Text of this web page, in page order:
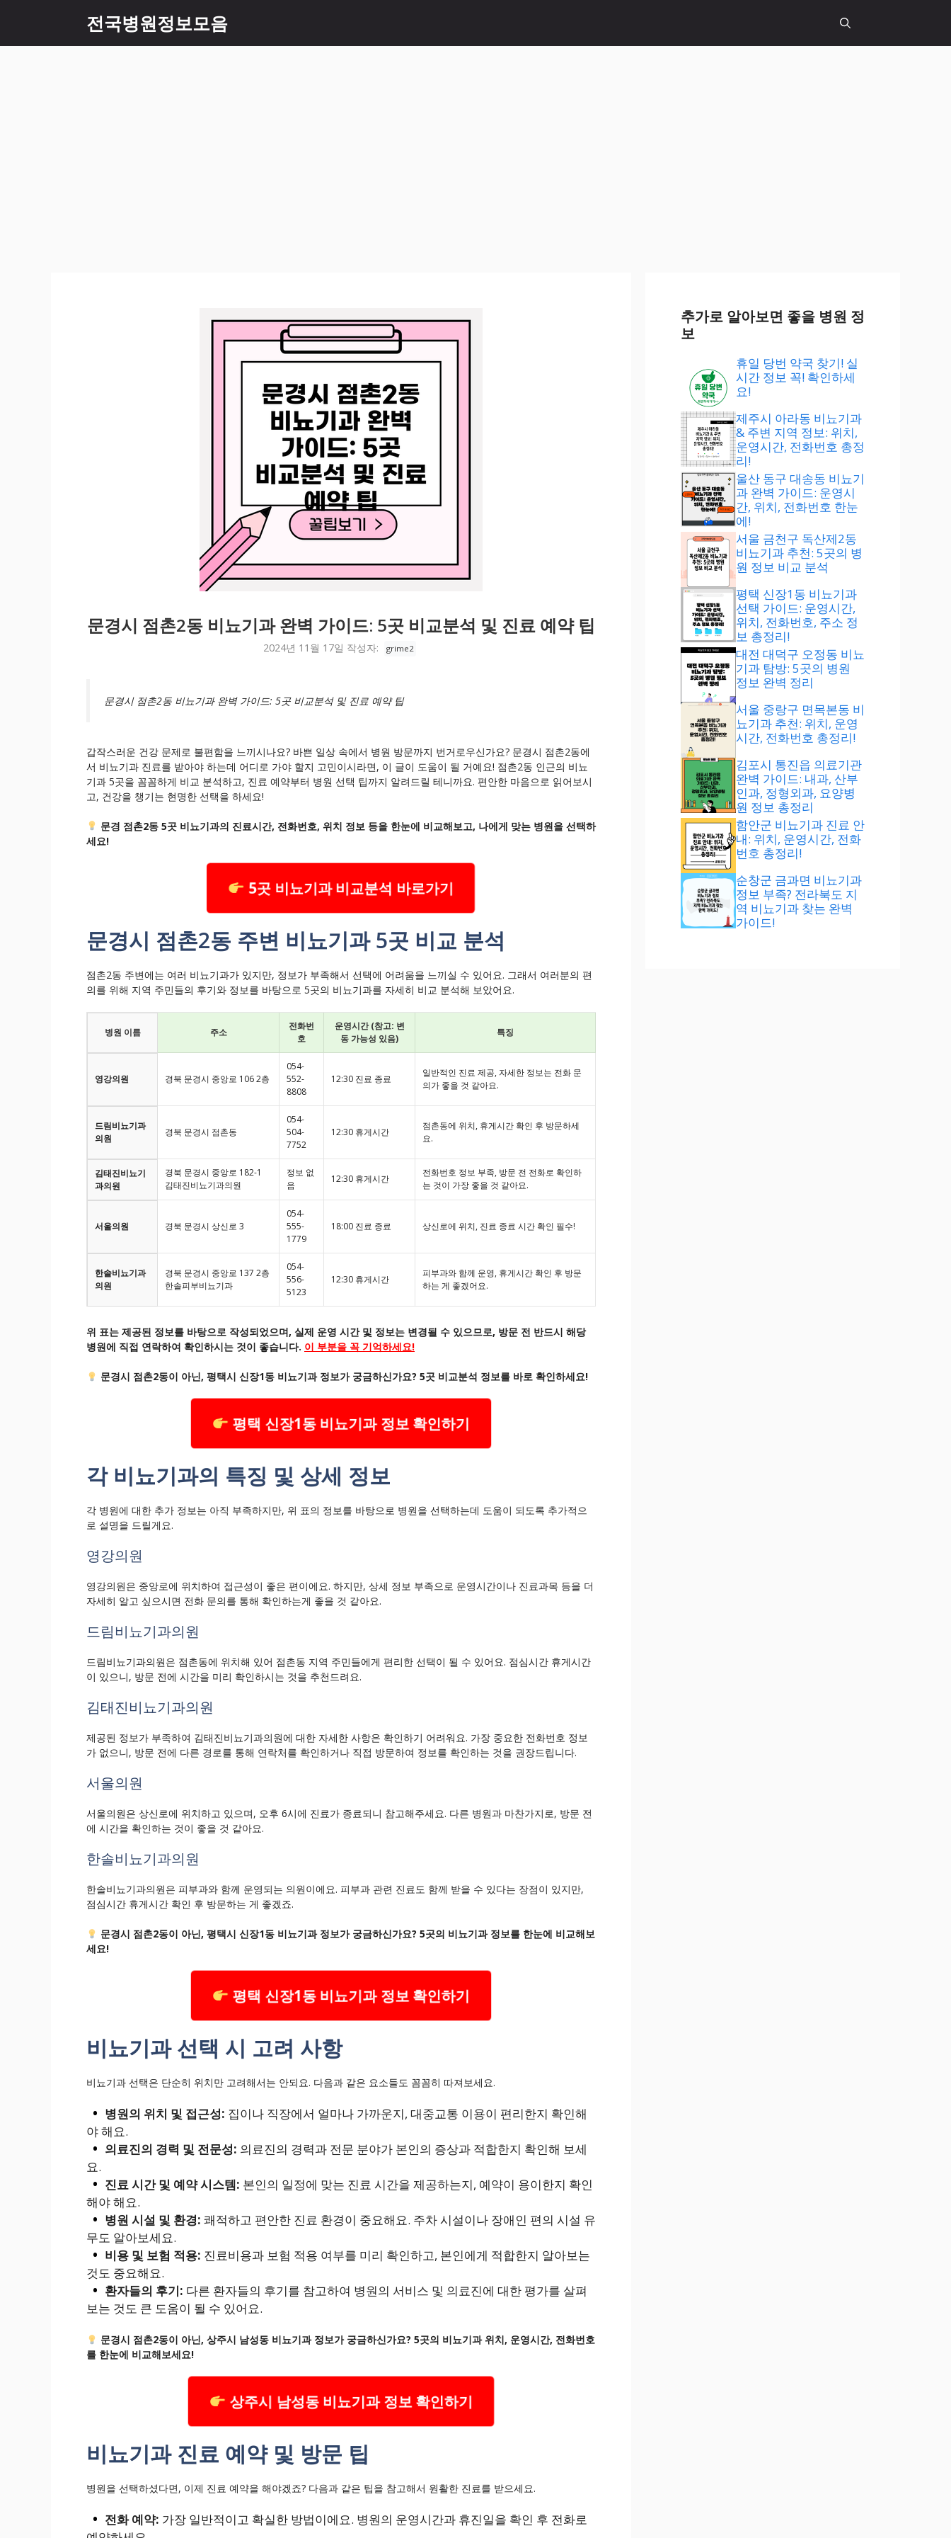
츠
전국병원정보모음
문경시 점촌2동 비뇨기과 완벽 가이드: 5곳 비교분석 및 진료 예약 팁
2024년 11월 17일 작성자: grime2
문경시 점촌2동 비뇨기과 완벽 가이드: 5곳 비교분석 및 진료 예약 팁
갑작스러운 건강 문제로 불편함을 느끼시나요? 바쁜 일상 속에서 병원 방문까지 번거로우신가요? 문경시 점촌2동에
서 비뇨기과 진료를 받아야 하는데 어디로 가야 할지 고민이시라면, 이 글이 도움이 될 거예요! 점촌2동 인근의 비뇨
기과 5곳을 꼼꼼하게 비교 분석하고, 진료 예약부터 병원 선택 팁까지 알려드릴 테니까요. 편안한 마음으로 읽어보시
고, 건강을 챙기는 현명한 선택을 하세요!
문경 점촌2동 5곳 비뇨기과의 진료시간, 전화번호, 위치 정보 등을 한눈에 비교해보고, 나에게 맞는 병원을 선택하
세요!
5곳 비뇨기과 비교분석 바로가기
문경시 점촌2동 주변 비뇨기과 5곳 비교 분석
점촌2동 주변에는 여러 비뇨기과가 있지만, 정보가 부족해서 선택에 어려움을 느끼실 수 있어요. 그래서 여러분의 편
의를 위해 지역 주민들의 후기와 정보를 바탕으로 5곳의 비뇨기과를 자세히 비교 분석해 보았어요.
병원 이름 주소
전화번
호
운영시간 (참고: 변
동 가능성 있음)
특징
영강의원 경북 문경시 중앙로 106 2층
054-
552-
8808
12:30 진료 종료
일반적인 진료 제공, 자세한 정보는 전화 문
의가 좋을 것 같아요.
드림비뇨기과
의원
경북 문경시 점촌동
054-
504-
7752
12:30 휴게시간
점촌동에 위치, 휴게시간 확인 후 방문하세
요.
김태진비뇨기
과의원
경북 문경시 중앙로 182-1
김태진비뇨기과의원
정보 없
음
12:30 휴게시간
전화번호 정보 부족, 방문 전 전화로 확인하
는 것이 가장 좋을 것 같아요.
서울의원 경북 문경시 상신로 3
054-
555-
1779
18:00 진료 종료 상신로에 위치, 진료 종료 시간 확인 필수!
한솔비뇨기과
의원
경북 문경시 중앙로 137 2층
한솔피부비뇨기과
054-
556-
5123
12:30 휴게시간
피부과와 함께 운영, 휴게시간 확인 후 방문
하는 게 좋겠어요.
위 표는 제공된 정보를 바탕으로 작성되었으며, 실제 운영 시간 및 정보는 변경될 수 있으므로, 방문 전 반드시 해당
병원에 직접 연락하여 확인하시는 것이 좋습니다. 이 부분을 꼭 기억하세요!
문경시 점촌2동이 아닌, 평택시 신장1동 비뇨기과 정보가 궁금하신가요? 5곳 비교분석 정보를 바로 확인하세요!
평택 신장1동 비뇨기과 정보 확인하기
각 비뇨기과의 특징 및 상세 정보
각 병원에 대한 추가 정보는 아직 부족하지만, 위 표의 정보를 바탕으로 병원을 선택하는데 도움이 되도록 추가적으
로 설명을 드릴게요.
영강의원
영강의원은 중앙로에 위치하여 접근성이 좋은 편이에요. 하지만, 상세 정보 부족으로 운영시간이나 진료과목 등을 더
자세히 알고 싶으시면 전화 문의를 통해 확인하는게 좋을 것 같아요.
드림비뇨기과의원
드림비뇨기과의원은 점촌동에 위치해 있어 점촌동 지역 주민들에게 편리한 선택이 될 수 있어요. 점심시간 휴게시간
이 있으니, 방문 전에 시간을 미리 확인하시는 것을 추천드려요.
김태진비뇨기과의원
제공된 정보가 부족하여 김태진비뇨기과의원에 대한 자세한 사항은 확인하기 어려워요. 가장 중요한 전화번호 정보
가 없으니, 방문 전에 다른 경로를 통해 연락처를 확인하거나 직접 방문하여 정보를 확인하는 것을 권장드립니다.
서울의원
서울의원은 상신로에 위치하고 있으며, 오후 6시에 진료가 종료되니 참고해주세요. 다른 병원과 마찬가지로, 방문 전
에 시간을 확인하는 것이 좋을 것 같아요.
한솔비뇨기과의원
한솔비뇨기과의원은 피부과와 함께 운영되는 의원이에요. 피부과 관련 진료도 함께 받을 수 있다는 장점이 있지만,
점심시간 휴게시간 확인 후 방문하는 게 좋겠죠.
문경시 점촌2동이 아닌, 평택시 신장1동 비뇨기과 정보가 궁금하신가요? 5곳의 비뇨기과 정보를 한눈에 비교해보
세요!
평택 신장1동 비뇨기과 정보 확인하기
비뇨기과 선택 시 고려 사항
비뇨기과 선택은 단순히 위치만 고려해서는 안되요. 다음과 같은 요소들도 꼼꼼히 따져보세요.
병원의 위치 및 접근성: 집이나 직장에서 얼마나 가까운지, 대중교통 이용이 편리한지 확인해
야 해요.
의료진의 경력 및 전문성: 의료진의 경력과 전문 분야가 본인의 증상과 적합한지 확인해 보세
요.
진료 시간 및 예약 시스템: 본인의 일정에 맞는 진료 시간을 제공하는지, 예약이 용이한지 확인
해야 해요.
병원 시설 및 환경: 쾌적하고 편안한 진료 환경이 중요해요. 주차 시설이나 장애인 편의 시설 유
무도 알아보세요.
비용 및 보험 적용: 진료비용과 보험 적용 여부를 미리 확인하고, 본인에게 적합한지 알아보는
것도 중요해요.
환자들의 후기: 다른 환자들의 후기를 참고하여 병원의 서비스 및 의료진에 대한 평가를 살펴
보는 것도 큰 도움이 될 수 있어요.
문경시 점촌2동이 아닌, 상주시 남성동 비뇨기과 정보가 궁금하신가요? 5곳의 비뇨기과 위치, 운영시간, 전화번호
를 한눈에 비교해보세요!
상주시 남성동 비뇨기과 정보 확인하기
비뇨기과 진료 예약 및 방문 팁
병원을 선택하셨다면, 이제 진료 예약을 해야겠죠? 다음과 같은 팁을 참고해서 원활한 진료를 받으세요.
전화 예약: 가장 일반적이고 확실한 방법이에요. 병원의 운영시간과 휴진일을 확인 후 전화로
추가로 알아보면 좋을 병원 정
보
휴일 당번 약국 찾기! 실
시간 정보 꼭! 확인하세
요!
제주시 아라동 비뇨기과
& 주변 지역 정보: 위치,
운영시간, 전화번호 총정
리!
울산 동구 대송동 비뇨기
과 완벽 가이드: 운영시
간, 위치, 전화번호 한눈
에!
서울 금천구 독산제2동
비뇨기과 추천: 5곳의 병
원 정보 비교 분석
평택 신장1동 비뇨기과
선택 가이드: 운영시간,
위치, 전화번호, 주소 정
보 총정리!
대전 대덕구 오정동 비뇨
기과 탐방: 5곳의 병원
정보 완벽 정리
서울 중랑구 면목본동 비
뇨기과 추천: 위치, 운영
시간, 전화번호 총정리!
김포시 통진읍 의료기관
완벽 가이드: 내과, 산부
인과, 정형외과, 요양병
원 정보 총정리
함안군 비뇨기과 진료 안
내: 위치, 운영시간, 전화
번호 총정리!
순창군 금과면 비뇨기과
정보 부족? 전라북도 지
역 비뇨기과 찾는 완벽
가이드!